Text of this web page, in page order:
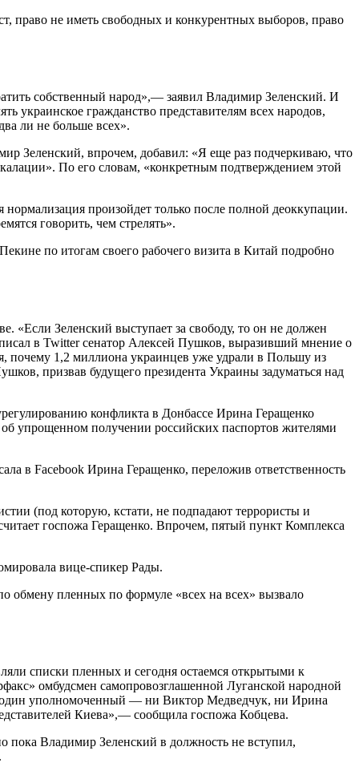
право не иметь свободных и конкурентных выборов, право
собственный народ»,— заявил Владимир Зеленский. И
украинское гражданство представителям всех народов,
ли не больше всех».
Зеленский, впрочем, добавил: «Я еще раз подчеркиваю, что
По его словам, «конкретным подтверждением этой
произойдет только после полной деоккупации.
говорить, чем стрелять».
по итогам своего рабочего визита в Китай подробно
«Если Зеленский выступает за свободу, то он не должен
в Twitter сенатор Алексей Пушков, выразивший мнение о
почему 1,2 миллиона украинцев уже удрали в Польшу из
призвав будущего президента Украины задуматься над
конфликта в Донбассе Ирина Геращенко
упрощенном получении российских паспортов жителями
в Faceboоk Ирина Геращенко, переложив ответственность
(под которую, кстати, не подпадают террористы и
госпожа Геращенко. Впрочем, пятый пункт Комплекса
вице-спикер Рады.
обмену пленных по формуле «всех на всех» вызвало
списки пленных и сегодня остаемся открытыми к
омбудсмен самопровозглашенной Луганской народной
один уполномоченный — ни Виктор Медведчук, ни Ирина
Киева»,— сообщила госпожа Кобцева.
пока Владимир Зеленский в должность не вступил,